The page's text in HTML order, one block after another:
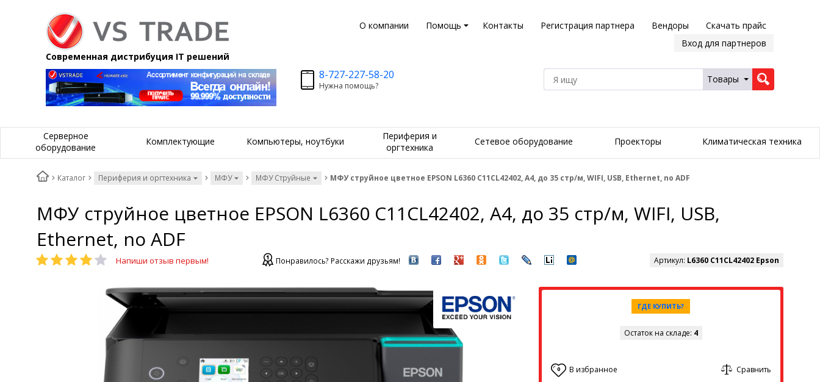
О компании Помощь Контакты Регистрация партнера Вендоры
Скачать прайс
Вход для партнеров
Современная дистрибуция IT решений
8-727-227-58-20
Нужна помощь?
Товары
Серверное
оборудование
Комплектующие Компьютеры, ноутбуки
Периферия и
оргтехника
Сетевое оборудование Проекторы Климатическая техника
Каталог Периферия и оргтехника МФУ МФУ Струйные МФУ струйное цветное EPSON L6360 C11CL42402, А4, до 35 стр/м, WIFI, USB, Ethernet, no ADF
МФУ струйное цветное EPSON L6360 C11CL42402, А4, до 35 стр/м, WIFI, USB,
Ethernet, no ADF
Напиши отзыв первым! Понравилось? Расскажи друзьям! Артикул: L6360 C11CL42402 Epson
ГДЕ КУПИТЬ?
Остаток на складе: 4
0 В избранное Сравнить